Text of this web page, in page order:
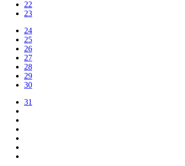
22
23
24
25
26
27
28
29
30
31